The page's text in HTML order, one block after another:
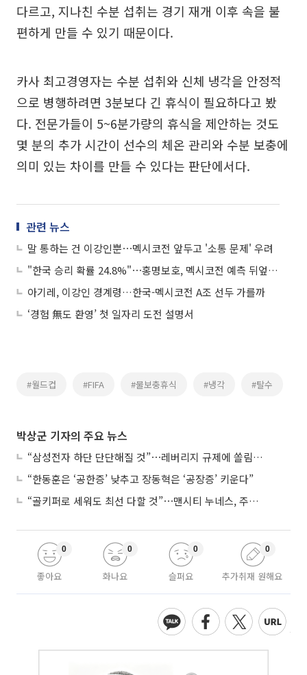
다르고, 지나친 수분 섭취는 경기 재개 이후 속을 불
편하게 만들 수 있기 때문이다.
카사 최고경영자는 수분 섭취와 신체 냉각을 안정적
으로 병행하려면 3분보다 긴 휴식이 필요하다고 봤
다. 전문가들이 5~6분가량의 휴식을 제안하는 것도
몇 분의 추가 시간이 선수의 체온 관리와 수분 보충에
의미 있는 차이를 만들 수 있다는 판단에서다.
관련 뉴스
말 통하는 건 이강인뿐⋯멕시코전 앞두고 '소통 문제' 우려
"한국 승리 확률 24.8%"⋯홍명보호, 멕시코전 예측 뒤엎을까
아기레, 이강인 경계령…한국-멕시코전 A조 선두 가를까
‘경험 無도 환영’ 첫 일자리 도전 설명서
#월드컵 #FIFA #물보충휴식 #냉각 #탈수
박상군 기자의 주요 뉴스
“삼성전자 하단 단단해질 것”⋯레버리지 규제에 쏠림 완화
“한동훈은 ‘공한증’ 낮추고 장동혁은 ‘공장증’ 키운다”
“골키퍼로 세워도 최선 다할 것”⋯맨시티 누네스, 주전 경쟁 각오
좋아요
0
화나요
0
슬퍼요
0
추가취재 원해요
0